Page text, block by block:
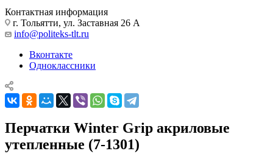
Контактная информация
г. Тольятти, ул. Заставная 26 А
info@politeks-tlt.ru
Вконтакте
Одноклассники
Перчатки Winter Grip акриловые
утепленные (7-1301)